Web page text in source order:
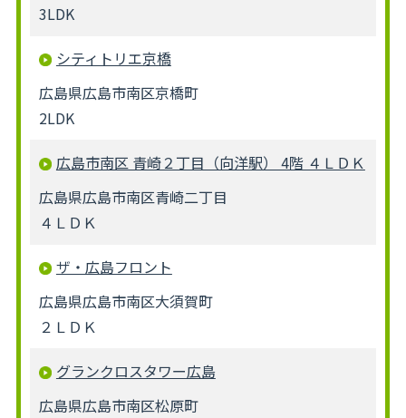
3LDK
シティトリエ京橋
広島県広島市南区京橋町
2LDK
広島市南区 青崎２丁目（向洋駅） 4階 ４ＬＤＫ
広島県広島市南区青崎二丁目
４ＬＤＫ
ザ・広島フロント
広島県広島市南区大須賀町
２ＬＤＫ
グランクロスタワー広島
広島県広島市南区松原町